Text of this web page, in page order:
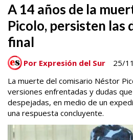
A 14 años de la
Picolo, persisten las
final
La muerte del comisario Néstor
versiones enfrentadas y dudas
despejadas, en medio de un
una respuesta concluyente.
25/
Por Expresión del Sur